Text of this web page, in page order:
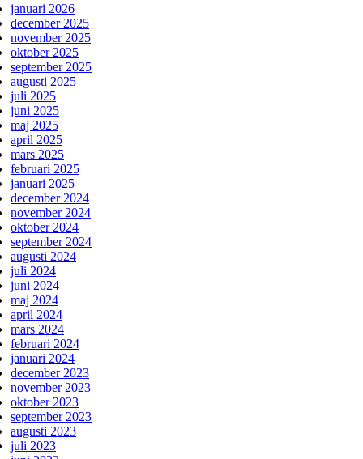
januari 2026
december 2025
november 2025
oktober 2025
september 2025
augusti 2025
juli 2025
juni 2025
maj 2025
april 2025
mars 2025
februari 2025
januari 2025
december 2024
november 2024
oktober 2024
september 2024
augusti 2024
juli 2024
juni 2024
maj 2024
april 2024
mars 2024
februari 2024
januari 2024
december 2023
november 2023
oktober 2023
september 2023
augusti 2023
juli 2023